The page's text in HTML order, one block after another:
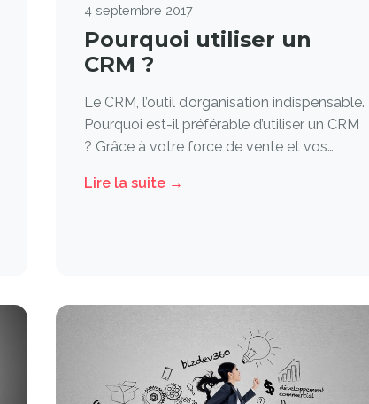
4 septembre 2017
Pourquoi utiliser un
CRM ?
Le CRM, l’outil d’organisation indispensable.
Pourquoi est-il préférable d’utiliser un CRM
? Grâce à votre force de vente et vos…
Lire la suite →